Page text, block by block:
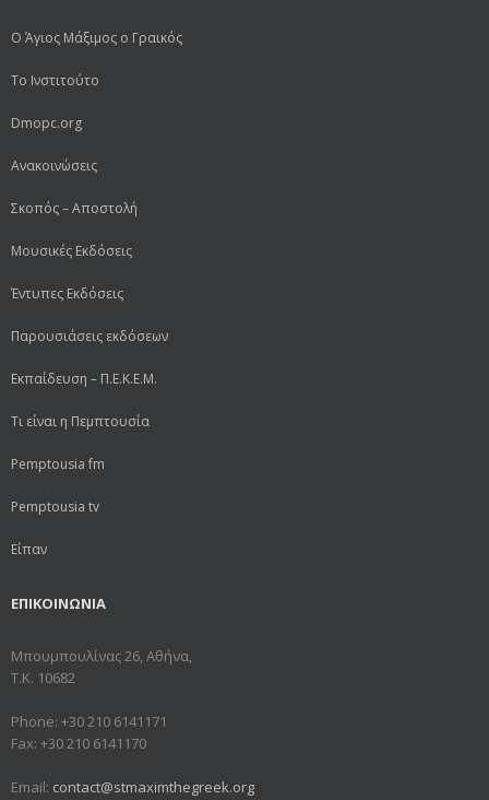
Ο Άγιος Μάξιμος ο Γραικός
Το Ινστιτούτο
Dmopc.org
Ανακοινώσεις
Σκοπός – Αποστολή
Μουσικές Εκδόσεις
Έντυπες Εκδόσεις
Παρουσιάσεις εκδόσεων
Εκπαίδευση – Π.Ε.Κ.Ε.Μ.
Τι είναι η Πεμπτουσία
Pemptousia fm
Pemptousia tv
Είπαν
ΕΠΙΚΟΙΝΩΝΙΑ
Μπουμπουλίνας 26, Αθήνα,
Τ.Κ. 10682
Phone: +30 210 6141171
Fax: +30 210 6141170
Email: contact@stmaximthegreek.org